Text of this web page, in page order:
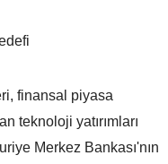
finansal piyasa
teknoloji yatırımları
Merkez Bankası'nın